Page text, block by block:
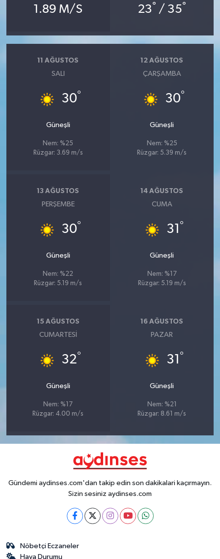
1.89 M/S 23° / 35°
11 AĞUSTOS
SALI
30°
Güneşli
Nem: %25
Rüzgar: 3.69 m/s
12 AĞUSTOS
ÇARŞAMBA
30°
Güneşli
Nem: %25
Rüzgar: 5.39 m/s
13 AĞUSTOS
PERŞEMBE
30°
Güneşli
Nem: %22
Rüzgar: 5.19 m/s
14 AĞUSTOS
CUMA
31 °
Güneşli
Nem: %17
Rüzgar: 5.19 m/s
15 AĞUSTOS
CUMARTESI
32°
Güneşli
Nem: %17
Rüzgar: 4.00 m/s
16 AĞUSTOS
PAZAR
31 °
Güneşli
Nem: %21
Rüzgar: 8.61 m/s
Gündemi aydinses.com'dan takip edin son dakikalari kaçırmayın.
Sizin sesiniz aydinses.com
Nöbetçi Eczaneler
Hava Durumu